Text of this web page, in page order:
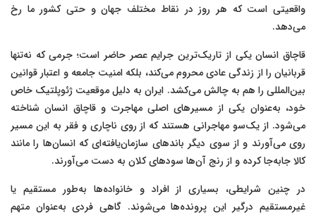
واقعیتی است که هر روز در نقاط مختلف جهان و حتی کشور ما رخ
می‌دهد.
قاچاق انسان یکی از تاریک‌ترین جرایم عصر حاضر است؛ جرمی که نه‌تنها
قربانیان را از زندگی عادی محروم می‌کند، بلکه امنیت جامعه و اعتبار قوانین
بین‌المللی را هم به چالش می‌کشد. ایران به دلیل موقعیت ژئوپلتیک خاص
خود، به‌عنوان یکی از مسیرهای اصلی مهاجرت و قاچاق انسان شناخته
می‌شود. از یک‌سو مهاجرانی هستند که از روی ناچاری و فقر به این مسیر
روی می‌آورند و از سوی دیگر باندهای سازمان‌یافته‌ای که انسان‌ها را مانند
کالا جابه‌جا کرده و از رنج آن‌ها سودهای کلان به دست می‌آورند.
در چنین شرایطی، بسیاری از افراد و خانواده‌ها به‌طور مستقیم یا
غیرمستقیم درگیر این پرونده‌ها می‌شوند. گاهی فردی به‌عنوان متهم